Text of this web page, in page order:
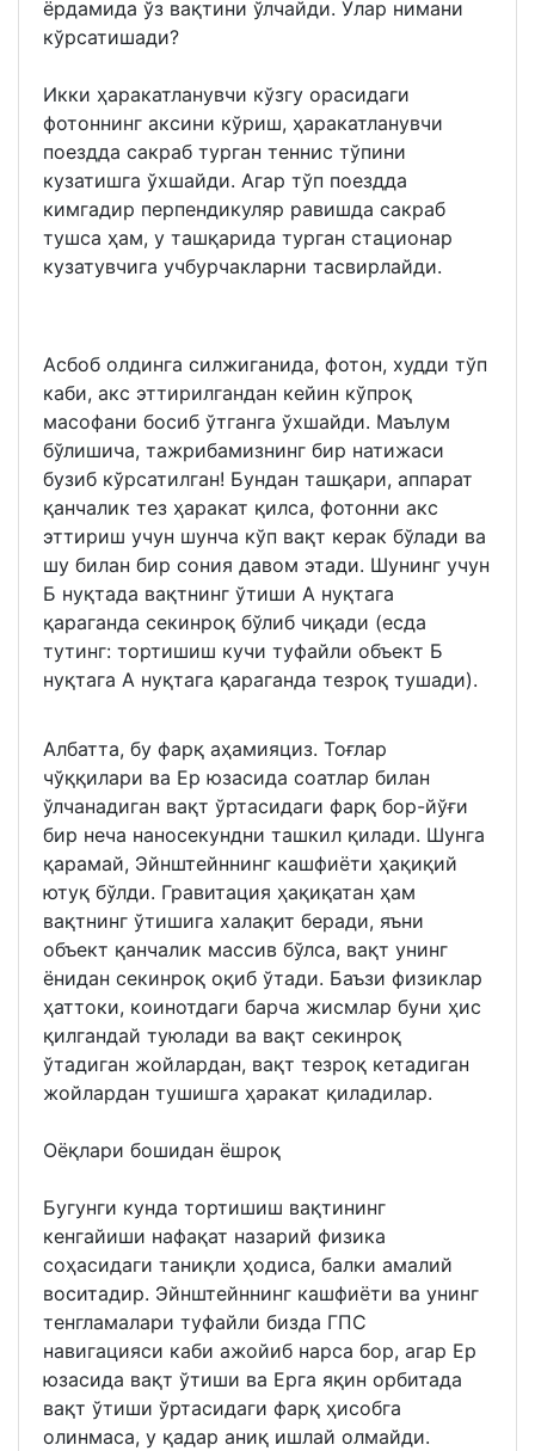
ёрдамида ўз вақтини ўлчайди. Улар нимани
кўрсатишади?
Икки ҳаракатланувчи кўзгу орасидаги
фотоннинг аксини кўриш, ҳаракатланувчи
поездда сакраб турган теннис тўпини
кузатишга ўхшайди. Агар тўп поездда
кимгадир перпендикуляр равишда сакраб
тушса ҳам, у ташқарида турган стационар
кузатувчига учбурчакларни тасвирлайди.
Асбоб олдинга силжиганида, фотон, худди тўп
каби, акс эттирилгандан кейин кўпроқ
масофани босиб ўтганга ўхшайди. Маълум
бўлишича, тажрибамизнинг бир натижаси
бузиб кўрсатилган! Бундан ташқари, аппарат
қанчалик тез ҳаракат қилса, фотонни акс
эттириш учун шунча кўп вақт керак бўлади ва
шу билан бир сония давом этади. Шунинг учун
Б нуқтада вақтнинг ўтиши А нуқтага
қараганда секинроқ бўлиб чиқади (есда
тутинг: тортишиш кучи туфайли объект Б
нуқтага А нуқтага қараганда тезроқ тушади).
Албатта, бу фарқ аҳамияциз. Тоғлар
чўққилари ва Ер юзасида соатлар билан
ўлчанадиган вақт ўртасидаги фарқ бор-йўғи
бир неча наносекундни ташкил қилади. Шунга
қарамай, Эйнштейннинг кашфиёти ҳақиқий
ютуқ бўлди. Гравитация ҳақиқатан ҳам
вақтнинг ўтишига халақит беради, яъни
объект қанчалик массив бўлса, вақт унинг
ёнидан секинроқ оқиб ўтади. Баъзи физиклар
ҳаттоки, коинотдаги барча жисмлар буни ҳис
қилгандай туюлади ва вақт секинроқ
ўтадиган жойлардан, вақт тезроқ кетадиган
жойлардан тушишга ҳаракат қиладилар.
Оёқлари бошидан ёшроқ
Бугунги кунда тортишиш вақтининг
кенгайиши нафақат назарий физика
соҳасидаги таниқли ҳодиса, балки амалий
воситадир. Эйнштейннинг кашфиёти ва унинг
тенгламалари туфайли бизда ГПС
навигацияси каби ажойиб нарса бор, агар Ер
юзасида вақт ўтиши ва Ерга яқин орбитада
вақт ўтиши ўртасидаги фарқ ҳисобга
олинмаса, у қадар аниқ ишлай олмайди.